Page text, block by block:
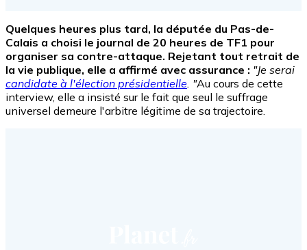
Quelques heures plus tard, la députée du Pas-de-
Calais a choisi le journal de 20 heures de TF1 pour
organiser sa contre-attaque. Rejetant tout retrait de
la vie publique, elle a affirmé avec assurance : "Je serai
candidate à l'élection présidentielle . "Au cours de cette
interview, elle a insisté sur le fait que seul le suffrage
universel demeure l'arbitre légitime de sa trajectoire.